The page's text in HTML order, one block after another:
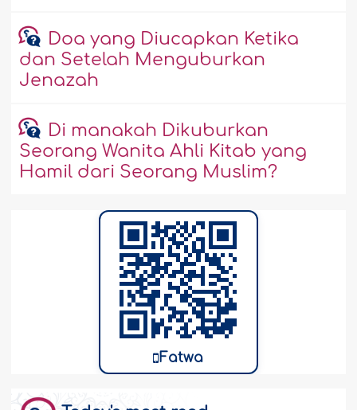
Doa yang Diucapkan Ketika
dan Setelah Menguburkan
Jenazah
Di manakah Dikuburkan
Seorang Wanita Ahli Kitab yang
Hamil dari Seorang Muslim?
Fatwa